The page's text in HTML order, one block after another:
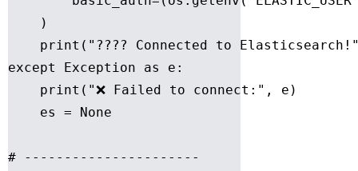
    )
print("???? Connected to
except Exception as e:
    print("❌ Failed to connect:", e)
    es = None
# ----------------------